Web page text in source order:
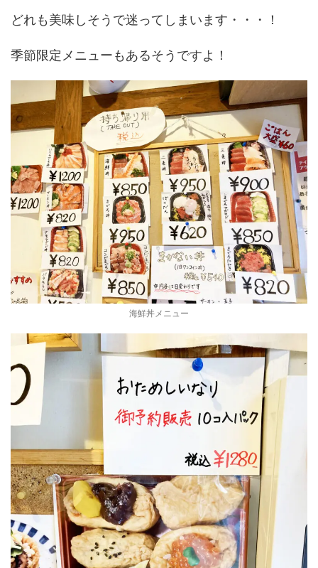
どれも美味しそうで迷ってしまいます・・・！
季節限定メニューもあるそうですよ！
海鮮丼メニュー